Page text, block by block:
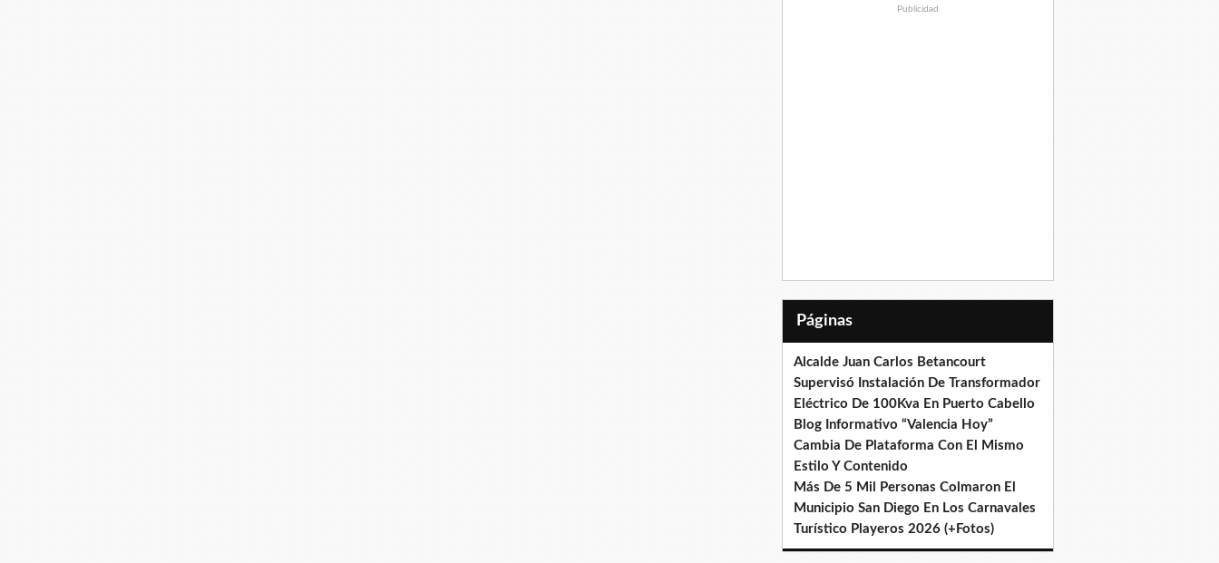
Publicidad
Páginas
Alcalde Juan Carlos Betancourt
Supervisó Instalación De Transformador
Eléctrico De 100Kva En Puerto Cabello
Blog Informativo “Valencia Hoy”
Cambia De Plataforma Con El Mismo
Estilo Y Contenido
Más De 5 Mil Personas Colmaron El
Municipio San Diego En Los Carnavales
Turístico Playeros 2026 (+Fotos)